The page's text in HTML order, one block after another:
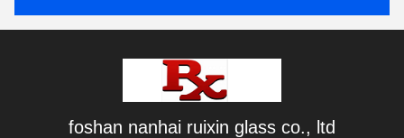
foshan nanhai ruixin glass co., ltd